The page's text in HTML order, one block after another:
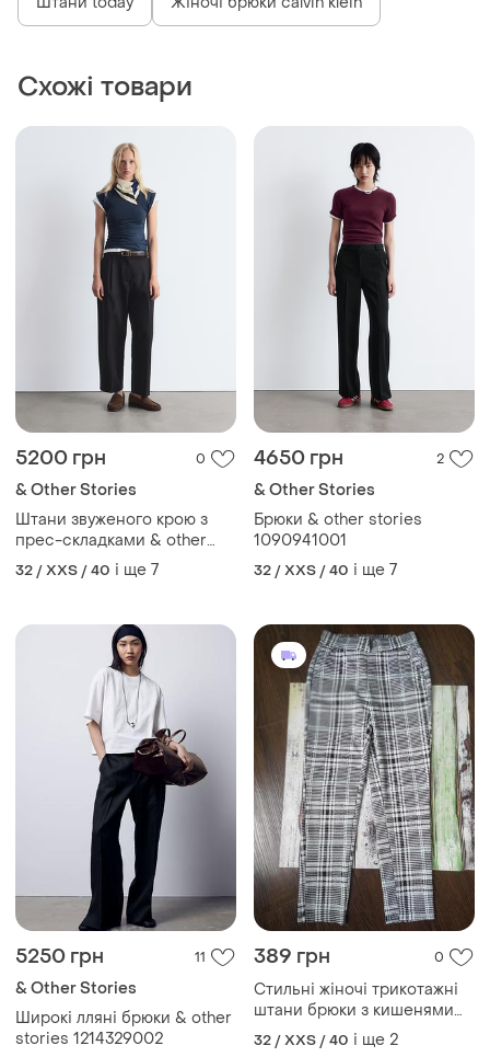
Схожі товари
5200 грн 0
& Other Stories
Штани звуженого крою з
прес-складками & other
stories 1255787003
32 / XXS / 40 і ще 7
4650 грн 2
& Other Stories
Брюки & other stories
1090941001
32 / XXS / 40 і ще 7
5250 грн 11
& Other Stories
Широкі лляні брюки & other
stories 1214329002
389 грн 0
Стильні жіночі трикотажні
штани брюки з кишенями
завуженого крою
32 / XXS / 40 і ще 2